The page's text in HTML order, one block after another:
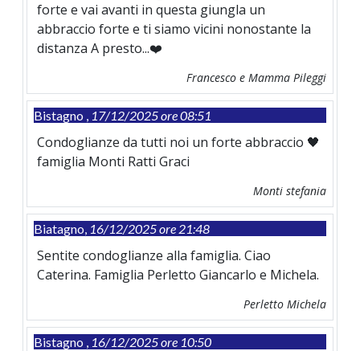
forte e vai avanti in questa giungla un
abbraccio forte e ti siamo vicini nonostante la
distanza A presto...❤️
Francesco e Mamma Pileggi
Bistagno , 17/12/2025 ore 08:51
Condoglianze da tutti noi un forte abbraccio 🖤
famiglia Monti Ratti Graci
Monti stefania
Biatagno, 16/12/2025 ore 21:48
Sentite condoglianze alla famiglia. Ciao
Caterina. Famiglia Perletto Giancarlo e Michela.
Perletto Michela
Bistagno , 16/12/2025 ore 10:50